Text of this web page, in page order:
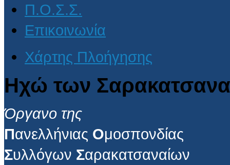
Π.Ο.Σ.Σ.
Επικοινωνία
Χάρτης Πλοήγησης
Ηχώ των
Όργανο της
Πανελλήνιας Ομοσπονδίας
Συλλόγων Σαρακατσαναίων